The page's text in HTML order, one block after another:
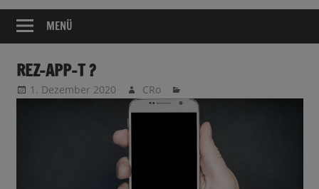
MENÜ
REZ-APP-T ?
1. Dezember 2020 CRo